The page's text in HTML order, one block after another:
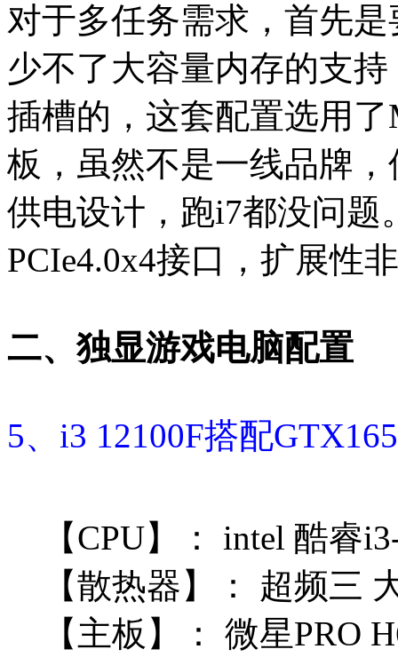
对于多任务需求，首先
少不了大容量内存的支
插槽的，这套配置选用
板，虽然不是一线品牌
供电设计，跑i7都没问题
PCIe4.0x4接口，扩展性
二、独显游戏电脑配置
5、i3 12100F搭配
【CPU】：
intel 酷睿
【散热器】：
超频三
【主板】：
微星PRO